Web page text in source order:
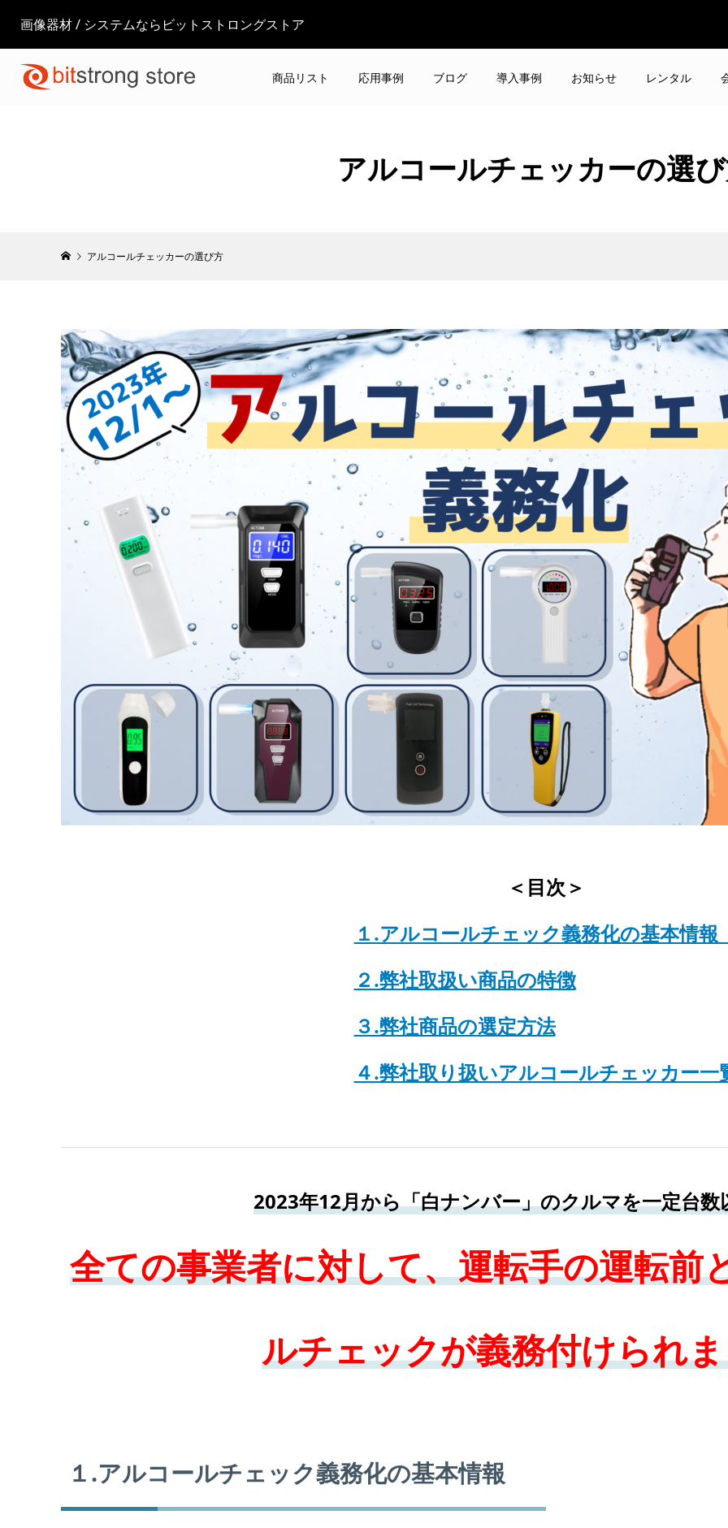
画像器材 / システムならビットストロングストア
商品リスト 応用事例 ブログ 導入事例 お知らせ レンタル
アルコールチェッカーの選
アルコールチェッカーの選び方
＜目次＞
１.アルコールチェック義務化の基本情
２.弊社取扱い商品の特徴
３.弊社商品の選定方法
４.弊社取り扱いアルコールチェッカー一
2023年12月から「白ナンバー」のクルマを一定台数
全ての事業者に対して、運転手の運転前
ルチェックが義務付けられ
１.アルコールチェック義務化の基本情報